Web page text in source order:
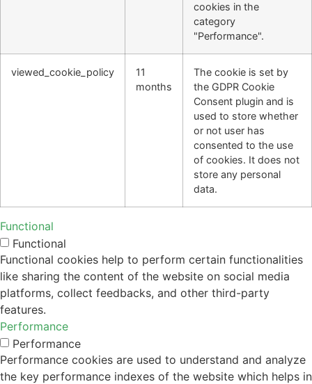
cookies in the
category
"Performance".
viewed_cookie_policy
11
months
The cookie is set by
the GDPR Cookie
Consent plugin and is
used to store whether
or not user has
consented to the use
of cookies. It does not
store any personal
data.
Functional
Functional
Functional cookies help to perform certain functionalities
like sharing the content of the website on social media
platforms, collect feedbacks, and other third-party
features.
Performance
Performance
Performance cookies are used to understand and analyze
the key performance indexes of the website which helps in